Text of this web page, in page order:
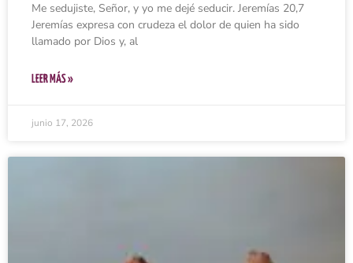
Me sedujiste, Señor, y yo me dejé seducir. Jeremías 20,7
Jeremías expresa con crudeza el dolor de quien ha sido
llamado por Dios y, al
LEER MÁS »
junio 17, 2026